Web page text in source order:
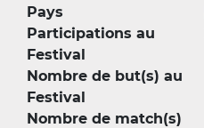
Pays
Participations au
Festival
Nombre de but(s) au
Festival
Nombre de match(s)